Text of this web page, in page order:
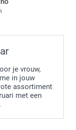
je vrouw,
in jouw
assortiment
met een